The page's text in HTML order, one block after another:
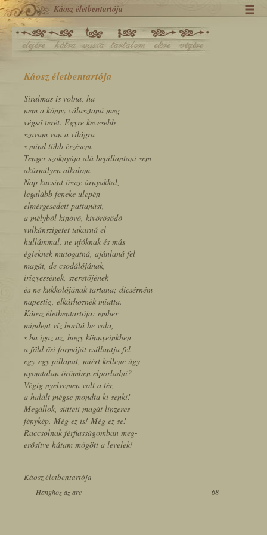
Káosz életbentartója
Káosz életbentartója
Siralmas is volna, ha
nem a könny választaná meg
végső terét. Egyre kevesebb
szavam van a világra
s mind több érzésem.
Tenger szoknyája alá bepillantani sem
akármilyen alkalom.
Nap kacsint össze árnyakkal,
legalább feneke ülepén
elmérgesedett pattanást,
a mélyből kinövő, kivörösödő
vulkánszigetet takarná el
hullámmal, ne ufóknak és más
égieknek mutogatná, ajánlaná fel
magát, de csodálójának,
irigyessének, szeretőjének
és ne kukkolójának tartana; dicsérném
napestig, elkárhoznék miatta.
Káosz életbentartója: ember
mindent víz borítá be vala,
s ha igaz az, hogy könnyeinkben
a föld ősi formáját csillantja fel
egy-egy pillanat, miért kellene úgy
nyomtalan örömben elporladni?
Végig nyelvemen volt a tér,
a halált mégse mondta ki senki!
Megállok, sütteti magát linzeres
fénykép. Még ez is! Még ez se!
Raccsolnak férfiasságomban meg-
erősítve hátam mögött a levelek!
Káosz életbentartója
Hanghoz az arc 68